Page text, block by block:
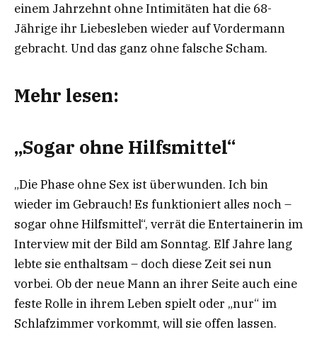
einem Jahrzehnt ohne Intimitäten hat die 68-
Jährige ihr Liebesleben wieder auf Vordermann
gebracht. Und das ganz ohne falsche Scham.
Mehr lesen:
„Sogar ohne Hilfsmittel“
„Die Phase ohne Sex ist überwunden. Ich bin
wieder im Gebrauch! Es funktioniert alles noch –
sogar ohne Hilfsmittel“, verrät die Entertainerin im
Interview mit der Bild am Sonntag. Elf Jahre lang
lebte sie enthaltsam – doch diese Zeit sei nun
vorbei. Ob der neue Mann an ihrer Seite auch eine
feste Rolle in ihrem Leben spielt oder „nur“ im
Schlafzimmer vorkommt, will sie offen lassen.